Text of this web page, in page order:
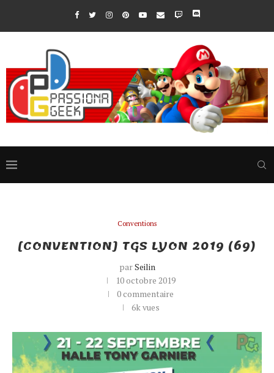
Conventions
[CONVENTION] TGS LYON 2019 (69)
parSeilin
10 octobre 2019
0 commentaire
6kvues